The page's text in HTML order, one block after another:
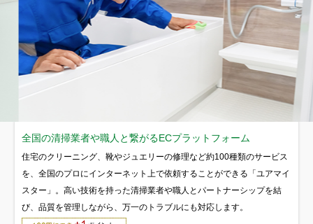
全国の清掃業者や職人と繋がるECプラットフォーム
住宅のクリーニング、靴やジュエリーの修理など約100種類のサービス
を、全国のプロにインターネット上で依頼することができる「ユアマイ
スター」。高い技術を持った清掃業者や職人とパートナーシップを結
び、品質を管理しながら、万一のトラブルにも対応します。